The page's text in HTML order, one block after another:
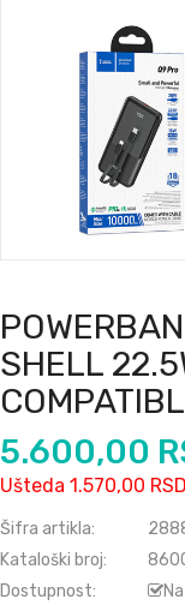
SHELL
5.600,00
Ušteda 1.570,00 RSD
Šifra artikla:
Kataloški broj:
Dostupnost: